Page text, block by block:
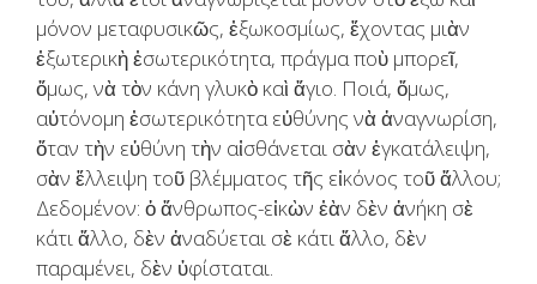
μόνον μεταφυσικῶς, ἐξωκοσμίως, ἔχοντας μιὰν
ἐξωτερικὴ ἐσωτερικότητα, πράγμα ποὺ μπορεῖ,
ὅμως, νὰ τὸν κάνη γλυκὸ καὶ ἅγιο. Ποιά, ὅμως,
αὐτόνομη ἐσωτερικότητα εὐθύνης νὰ ἀναγνωρίση,
ὅταν τὴν εὐθύνη τὴν αἰσθάνεται σὰν ἐγκατάλειψη,
σὰν ἔλλειψη τοῦ βλέμματος τῆς εἰκόνος τοῦ ἄλλου;
Δεδομένον: ὁ ἄνθρωπος-εἰκὼν ἐὰν δὲν ἀνήκη σὲ
κάτι ἄλλο, δὲν ἀναδύεται σὲ κάτι ἄλλο, δὲν
παραμένει, δὲν ὑφίσταται.